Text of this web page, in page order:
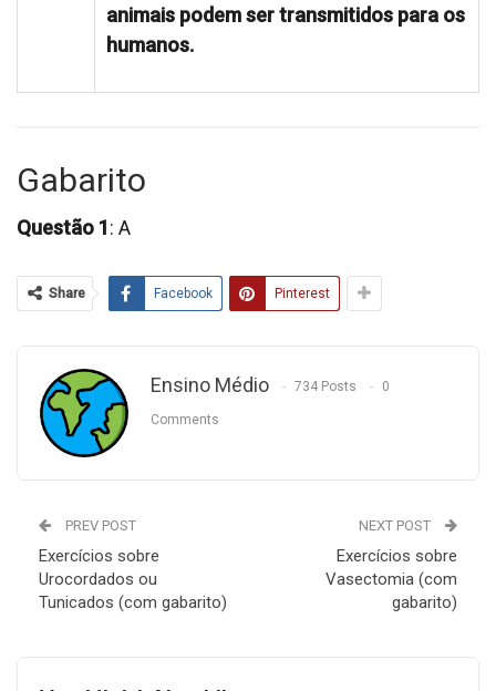
animais podem ser transmitidos para os
humanos.
Gabarito
Questão 1: A
Share Facebook Pinterest
Ensino Médio 734 Posts 0
Comments
PREV POST
Exercícios sobre
Urocordados ou
Tunicados (com gabarito)
NEXT POST
Exercícios sobre
Vasectomia (com
gabarito)